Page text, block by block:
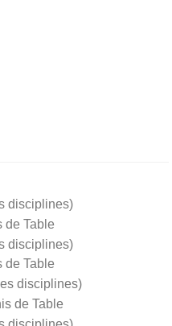
disciplines)
de Table
disciplines)
de Table
disciplines)
de Table